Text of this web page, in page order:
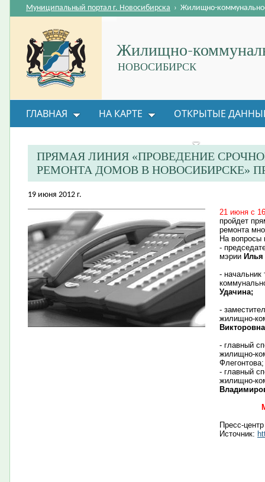
Жилищно-
НОВОСИБИРСК
Муниципальный портал г. Новосибирска › Жилищно-
ГЛАВНАЯ НА КАРТЕ ОТКРЫТЫЕ
ВОПРОС-ОТВЕТ ОРГАНИЗАЦИИ
ПРЯМАЯ ЛИНИЯ «ПРОВЕДЕНИЕ
РЕМОНТА ДОМОВ В НОВОСИБИРСКЕ»
19 июня 2012 г.
21 июня с
пройдет
ремонта
На вопросы
-
мэрии
- начальник
Удачина;
-
жилищно-
- главный
жилищно-
Флегонтова;
- главный
жилищно-
Пресс-
Источник: